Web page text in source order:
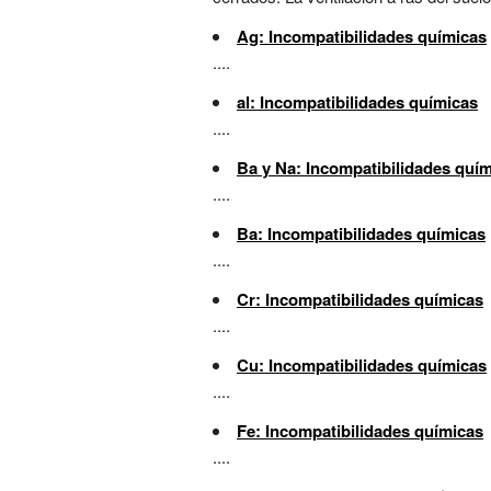
Ag: Incompatibilidades químicas
....
al: Incompatibilidades químicas
....
Ba y Na: Incompatibilidades
....
Ba: Incompatibilidades químicas
....
Cr: Incompatibilidades químicas
....
Cu: Incompatibilidades químicas
....
Fe: Incompatibilidades químicas
....